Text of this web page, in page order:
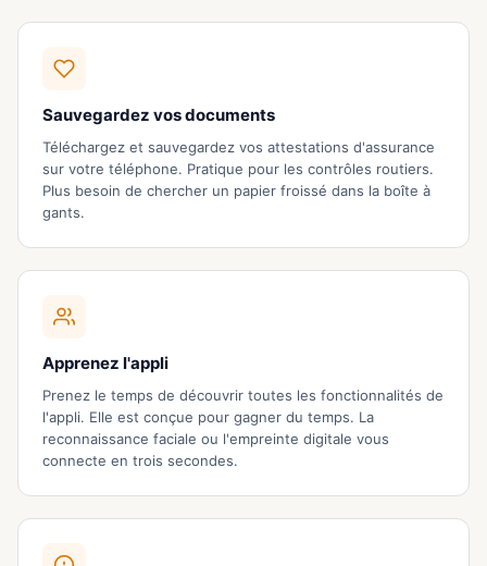
Sauvegardez vos documents
Téléchargez et sauvegardez vos attestations d'assurance
sur votre téléphone. Pratique pour les contrôles routiers.
Plus besoin de chercher un papier froissé dans la boîte à
gants.
Apprenez l'appli
Prenez le temps de découvrir toutes les fonctionnalités de
l'appli. Elle est conçue pour gagner du temps. La
reconnaissance faciale ou l'empreinte digitale vous
connecte en trois secondes.